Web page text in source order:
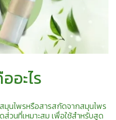
อะไร
นไพรหรือสารสกัดจากสมุนไพร
วนที่เหมาะสม เพื่อใช้สำหรับสูด